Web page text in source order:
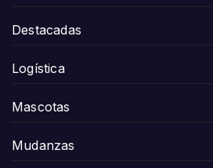
Destacadas
Logística
Mascotas
Mudanzas